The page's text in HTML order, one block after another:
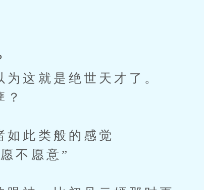
这就是绝世天才了。
此类般的感觉
不愿意”